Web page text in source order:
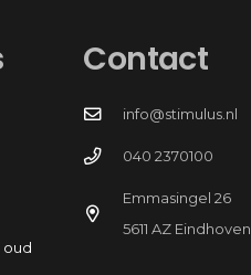
oud
Contact
info@stimulus.nl
040 2370100
Emmasingel 26
5611 AZ Eindhoven